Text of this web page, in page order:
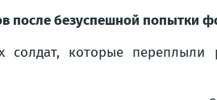
безуспешной попытки
солдат, которые